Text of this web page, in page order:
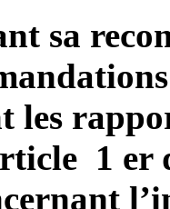
sa
les
1 er